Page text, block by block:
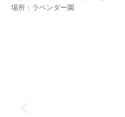
場所：ラベンダー園